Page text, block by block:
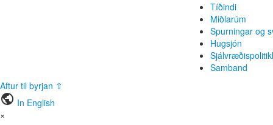
Tíðindi
Miðlarúm
Spurningar og
Hugsjón
Samband
Aftur til byrjan ⇧
public In English
×